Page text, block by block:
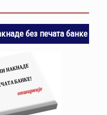
без печата банке